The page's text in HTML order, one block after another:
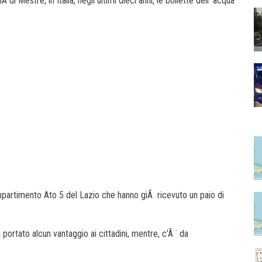
Ato 5 del Lazio che hanno giÃ ricevuto un paio di
alcun vantaggio ai cittadini, mentre, c’Ã¨ da